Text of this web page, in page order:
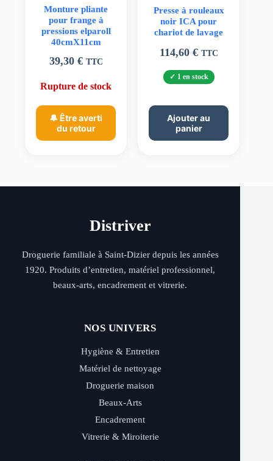
Monture pliante
pour frange à
pressions elparoll
40cmX11cm
39,30 € TTC
Rupture de stock
🔔 Être averti
du retour
Presse à rouleaux
noir ICA pour
chariot de lavage
114,60 € TTC
1 en stock
Ajouter au
panier
Distriver
Droguerie familiale à Saint-Dizier depuis les années
1920. Produits d’entretien, matériel professionnel,
beaux-arts, encadrement et vitrerie.
NOS UNIVERS
Hygiène & Entretien
Matériel de nettoyage
Droguerie maison
Beaux-Arts
Encadrement
Vitrerie & Miroiterie